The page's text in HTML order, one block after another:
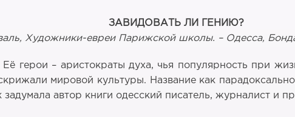
ЗАВИДОВАТЬ ЛИ ГЕНИЮ?
Художники-евреи Парижской школы. – Одесса,
герои – аристократы духа, чья популярность при
мировой культуры. Название как
автор книги одесский писатель, журналист и